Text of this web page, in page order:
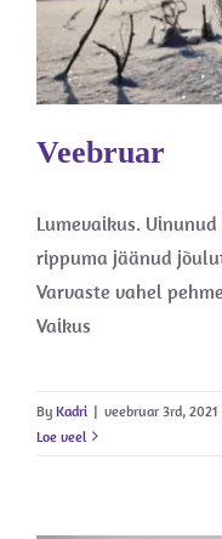
Veebruar
Lumevaikus.
rippuma jäänud
Varvaste vahel
Vaikus
By Kadri | veebruar 3rd, 2021
Loe veel